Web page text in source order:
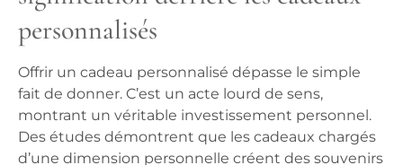
personnalisés
Offrir un cadeau personnalisé dépasse le simple
fait de donner. C’est un acte lourd de sens,
montrant un véritable investissement personnel.
Des études démontrent que les cadeaux chargés
d’une dimension personnelle créent des souvenirs